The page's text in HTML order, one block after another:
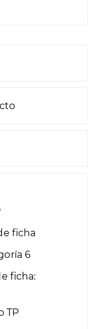
ficha
6
ficha:
TP